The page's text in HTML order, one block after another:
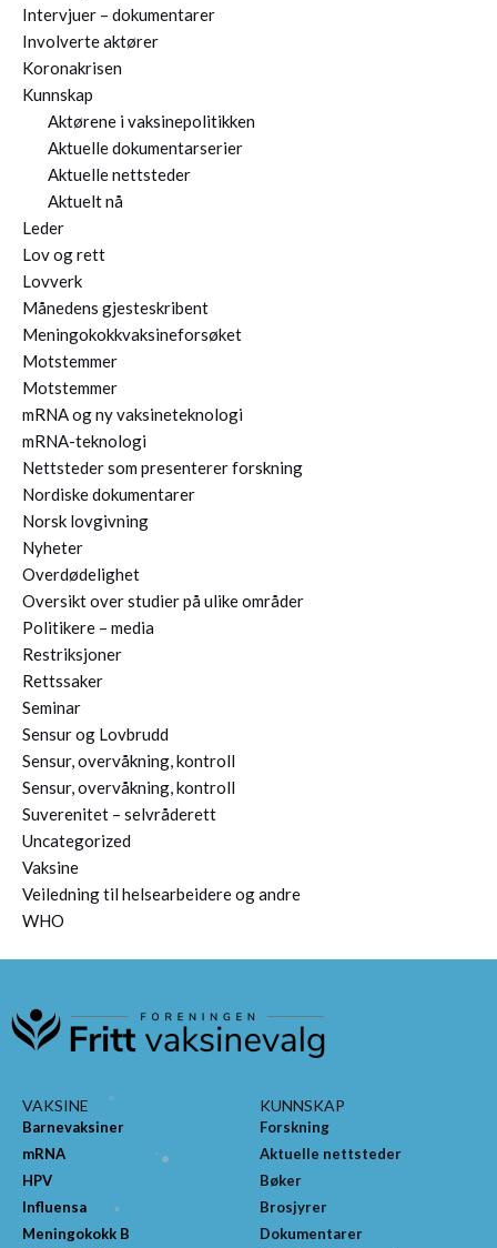
Intervjuer – dokumentarer
Involverte aktører
Koronakrisen
Kunnskap
Aktørene i vaksinepolitikken
Aktuelle dokumentarserier
Aktuelle nettsteder
Aktuelt nå
Leder
Lov og rett
Lovverk
Månedens gjesteskribent
Meningokokkvaksineforsøket
Motstemmer
Motstemmer
mRNA og ny vaksineteknologi
mRNA-teknologi
Nettsteder som presenterer forskning
Nordiske dokumentarer
Norsk lovgivning
Nyheter
Overdødelighet
Oversikt over studier på ulike områder
Politikere – media
Restriksjoner
Rettssaker
Seminar
Sensur og Lovbrudd
Sensur, overvåkning, kontroll
Sensur, overvåkning, kontroll
Suverenitet – selvråderett
Uncategorized
Vaksine
Veiledning til helsearbeidere og andre
WHO
VAKSINE
Barnevaksiner
mRNA
HPV
Influensa
Meningokokk B
KUNNSKAP
Forskning
Aktuelle nettsteder
Bøker
Brosjyrer
Dokumentarer